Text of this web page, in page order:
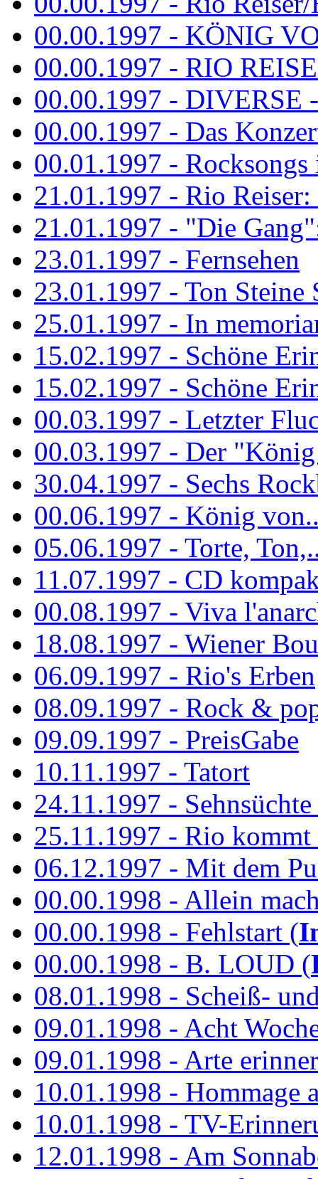
00.00.1997 - KÖNIG
00.00.1997 - RIO
00.00.1997 - DIVERSE
00.00.1997 - Das
00.01.1997 -
21.01.1997 - Rio
21.01.1997 - "Die
23.01.1997 - Fernsehen
23.01.1997 - Ton Steine
25.01.1997 - In
15.02.1997 - Schöne
15.02.1997 - Schöne
00.03.1997 - Letzter
00.03.1997 - Der
30.04.1997 - Sechs
00.06.1997 - König
05.06.1997 - Torte,
11.07.1997 - CD
00.08.1997 - Viva
18.08.1997 - Wiener
06.09.1997 - Rio's Erben
08.09.1997 - Rock &
09.09.1997 - PreisGabe
10.11.1997 - Tatort
24.11.1997 -
25.11.1997 - Rio kommt
06.12.1997 - Mit dem
00.00.1998 - Allein
00.00.1998 - Fehlstart (
00.00.1998 - B. LOUD (
08.01.1998 - Scheiß-
09.01.1998 - Acht
09.01.1998 - Arte
10.01.1998 - Hommage
10.01.1998 - TV-
12.01.1998 - Am